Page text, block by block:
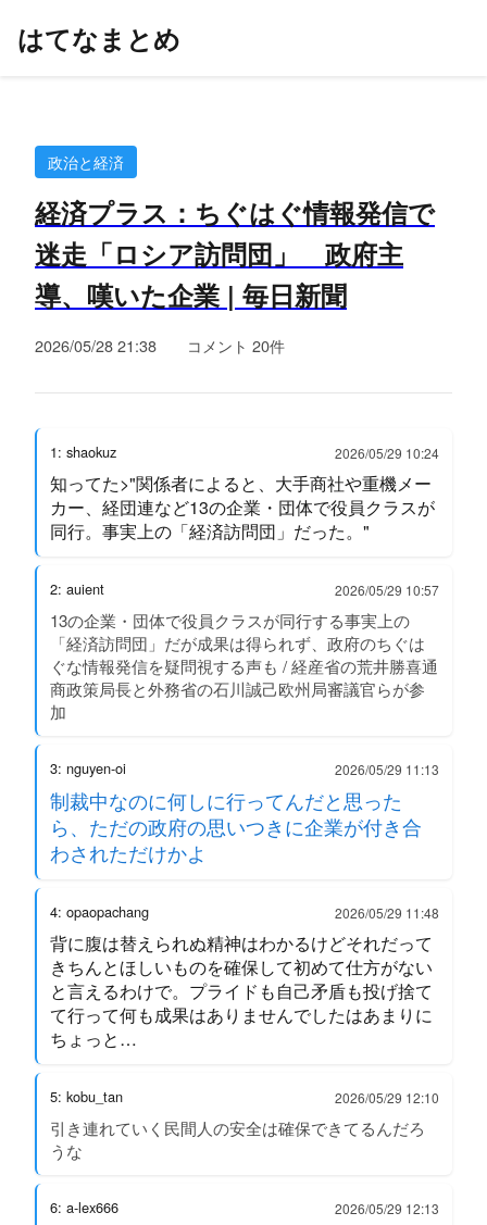
はてなまとめ
政治と経済
経済プラス：ちぐはぐ情報発信で
迷走「ロシア訪問団」 政府主
導、嘆いた企業 | 毎日新聞
2026/05/28 21:38 コメント 20件
1: shaokuz 2026/05/29 10:24
知ってた>"関係者によると、大手商社や重機メー
カー、経団連など13の企業・団体で役員クラスが
同行。事実上の「経済訪問団」だった。"
2: auient 2026/05/29 10:57
13の企業・団体で役員クラスが同行する事実上の
「経済訪問団」だが成果は得られず、政府のちぐは
ぐな情報発信を疑問視する声も / 経産省の荒井勝喜通
商政策局長と外務省の石川誠己欧州局審議官らが参
加
3: nguyen-oi 2026/05/29 11:13
制裁中なのに何しに行ってんだと思った
ら、ただの政府の思いつきに企業が付き合
わされただけかよ
4: opaopachang 2026/05/29 11:48
背に腹は替えられぬ精神はわかるけどそれだって
きちんとほしいものを確保して初めて仕方がない
と言えるわけで。プライドも自己矛盾も投げ捨て
て行って何も成果はありませんでしたはあまりに
ちょっと…
5: kobu_tan 2026/05/29 12:10
引き連れていく民間人の安全は確保できてるんだろ
うな
6: a-lex666 2026/05/29 12:13